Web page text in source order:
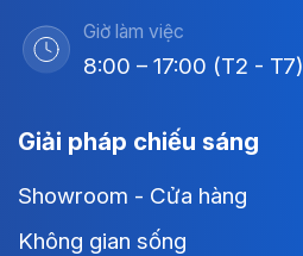
Giờ làm việc
8:00 – 17:00 (T2 - T7)
Giải pháp chiếu sáng
Showroom - Cửa hàng
Không gian sống